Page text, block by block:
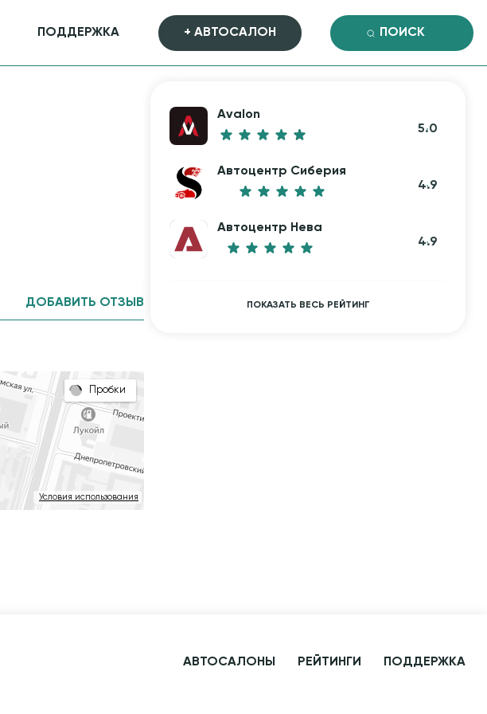
ПОДДЕРЖКА + АВТОСАЛОН
ДОБАВИТЬ ОТЗЫВ
Условия использования
Пробки
Avalon
5.0
Автоцентр Сиберия
4.9
Автоцентр Нева
4.9
ПОКАЗАТЬ ВЕСЬ РЕЙТИНГ
АВТОСАЛОНЫ РЕЙТИНГИ ПОДДЕРЖКА